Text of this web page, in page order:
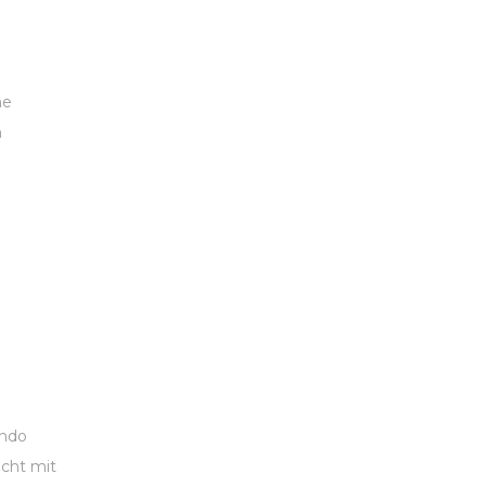
mit